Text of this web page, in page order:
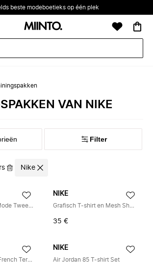
beste modeboetieks op één plek
VAN NIKE
Filter
Nike
Sportswear Goal Mode Twee-delige Short Set
NIKE
Grafisch T-shirt en Mesh Short Set
35 €
Pocket T-shirt en French Terry Shorts Set
NIKE
Air Jordan 85 T-shirt Set